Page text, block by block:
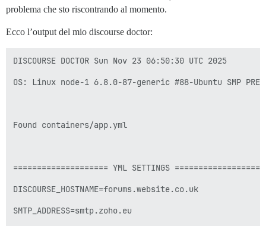
problema che sto riscontrando al momento.
Ecco l’output del mio discourse doctor:
DISCOURSE DOCTOR Sun Nov 23 06:50:30 UTC 2025
OS: Linux node-1 6.8.0-87-generic #88-Ubuntu SMP
Found containers/app.yml
==================== YML SETTINGS
DISCOURSE_HOSTNAME=forums.website.co.uk
SMTP_ADDRESS=smtp.zoho.eu